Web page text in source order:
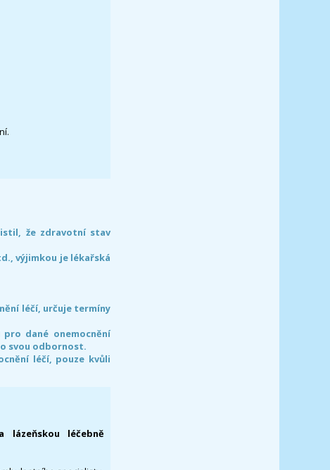
že zdravotní stav
výjimkou je lékařská
léčí, určuje termíny
dané onemocnění
svou odbornost.
léčí, pouze kvůli
léčebně